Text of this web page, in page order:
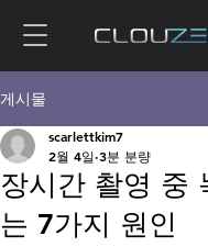
게시물
장시간 촬영 중
는 7가지 원인
scarlettkim7
2월 4일 3분 분량